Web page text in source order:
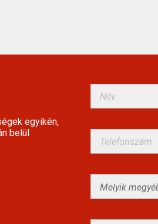
egyikén,
belül